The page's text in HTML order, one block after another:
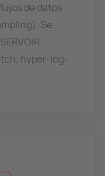
de datos
Se
hyper-log-